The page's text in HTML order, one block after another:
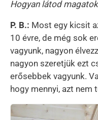
Hogyan látod
P. B.: Most egy kicsit
10 évre, de még sok
vagyunk, nagyon
nagyon szeretjük ezt
erősebbek vagyunk.
hogy mennyi, azt nem